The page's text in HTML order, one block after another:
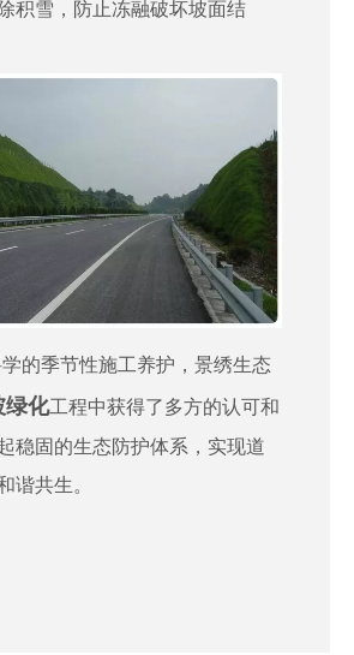
积雪，防止冻融破坏坡面结
的季节性施工养护，景绣生态
绿化工程中获得了多方的认可和
稳固的生态防护体系，实现道
谐共生。